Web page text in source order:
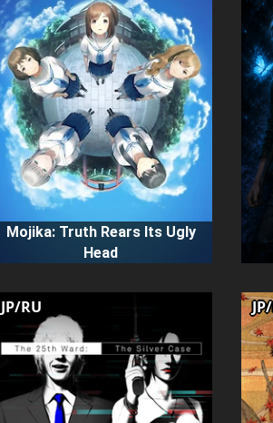
Mojika: Truth Rears Its Ugly
Head
JP/RU